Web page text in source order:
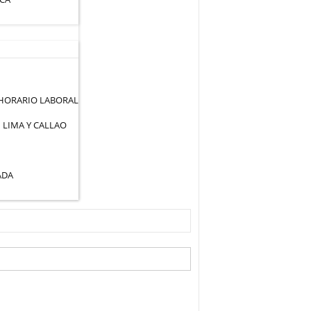
LABORAL
LIMA Y CALLAO